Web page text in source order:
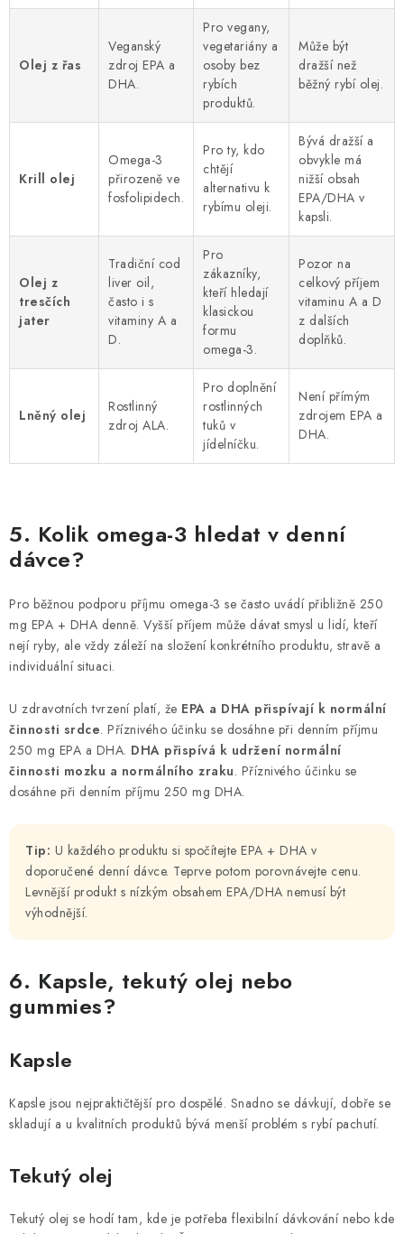
Olej z řas
Veganský
zdroj EPA a
DHA.
Pro vegany,
vegetariány a
osoby bez
rybích
produktů.
Může být
dražší než
běžný rybí olej.
Krill olej
Omega-3
přirozeně ve
fosfolipidech.
Pro ty, kdo
chtějí
alternativu k
rybímu oleji.
Bývá dražší a
obvykle má
nižší obsah
EPA/DHA v
kapsli.
Olej z
tresčích
jater
Tradiční cod
liver oil,
často i s
vitaminy A a
D.
Pro
zákazníky,
kteří hledají
klasickou
formu
omega-3.
Pozor na
celkový příjem
vitaminu A a D
z dalších
doplňků.
Lněný olej
Rostlinný
zdroj ALA.
Pro doplnění
rostlinných
tuků v
jídelníčku.
Není přímým
zdrojem EPA a
DHA.
5. Kolik omega-3 hledat v denní
dávce?
Pro běžnou podporu příjmu omega-3 se často uvádí přibližně 250
mg EPA + DHA denně. Vyšší příjem může dávat smysl u lidí, kteří
nejí ryby, ale vždy záleží na složení konkrétního produktu, stravě a
individuální situaci.
U zdravotních tvrzení platí, že EPA a DHA přispívají k normální
činnosti srdce. Příznivého účinku se dosáhne při denním příjmu
250 mg EPA a DHA. DHA přispívá k udržení normální
činnosti mozku a normálního zraku. Příznivého účinku se
dosáhne při denním příjmu 250 mg DHA.
Tip: U každého produktu si spočítejte EPA + DHA v
doporučené denní dávce. Teprve potom porovnávejte cenu.
Levnější produkt s nízkým obsahem EPA/DHA nemusí být
výhodnější.
6. Kapsle, tekutý olej nebo
gummies?
Kapsle
Kapsle jsou nejpraktičtější pro dospělé. Snadno se dávkují, dobře se
skladují a u kvalitních produktů bývá menší problém s rybí pachutí.
Tekutý olej
Tekutý olej se hodí tam, kde je potřeba flexibilní dávkování nebo kde